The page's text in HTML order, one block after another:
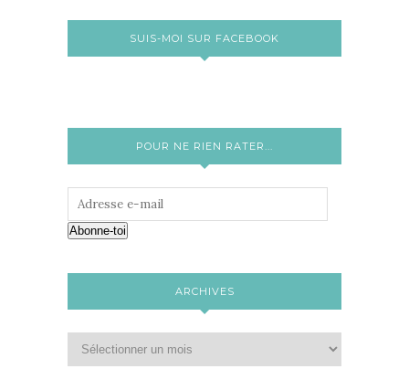
SUIS-MOI SUR FACEBOOK
POUR NE RIEN RATER...
Abonne-toi
ARCHIVES